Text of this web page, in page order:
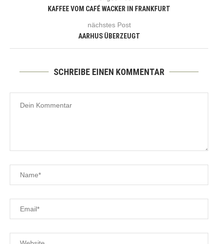
KAFFEE VOM CAFÉ WACKER IN FRANKFURT
nächstes Post
AARHUS ÜBERZEUGT
SCHREIBE EINEN KOMMENTAR